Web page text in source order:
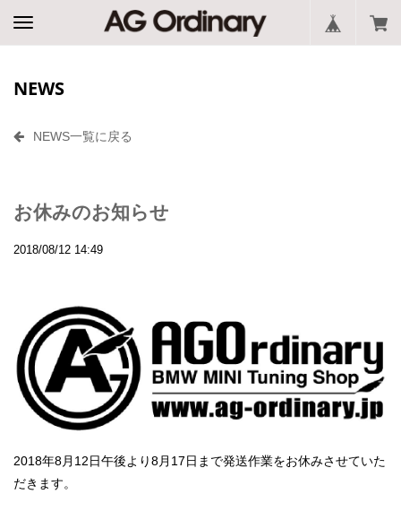
NEWS
NEWS一覧に戻る
お休みのお知らせ
2018/08/12 14:49
2018年8月12日午後より8月17日まで発送作業をお休みさせていた
だきます。